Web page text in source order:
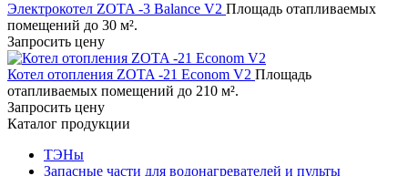
Электрокотел ZOTA -3 Balance V2 Площадь отапливаемых
помещений до 30 м².
Запросить цену
Котел отопления ZOTA -21 Econom V2 Площадь
отапливаемых помещений до 210 м².
Запросить цену
Каталог продукции
ТЭНы
Запасные части для водонагревателей и пульты